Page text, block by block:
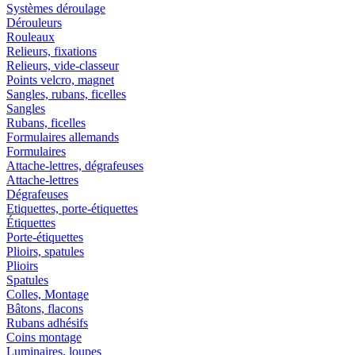
Systèmes déroulage
Dérouleurs
Rouleaux
Relieurs, fixations
Relieurs, vide-classeur
Points velcro, magnet
Sangles, rubans, ficelles
Sangles
Rubans, ficelles
Formulaires allemands
Formulaires
Attache-lettres, dégrafeuses
Attache-lettres
Dégrafeuses
Etiquettes, porte-étiquettes
Étiquettes
Porte-étiquettes
Plioirs, spatules
Plioirs
Spatules
Colles, Montage
Bâtons, flacons
Rubans adhésifs
Coins montage
Luminaires, loupes